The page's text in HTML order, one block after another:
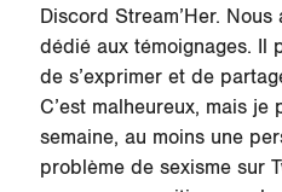
Discord Stream’Her.
dédié aux témoignages. Il
de s’exprimer et de
C’est malheureux, mais je
semaine, au moins une
problème de sexisme sur